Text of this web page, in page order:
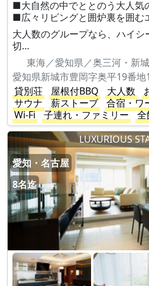
■大自然の中でととのう大人気
■広々リビングと囲炉裏を囲む
大人数のグループなら、ハイ
切…
東海／愛知県／奥三河・新
愛知県新城市豊岡字奥平19番地1
貸別荘
屋根付BBQ 大人数
サウナ
薪ストーブ
合宿・ワ
Wi-Fi
子連れ・ファミリー 全
LUXURIOUS
愛知・名古屋
8名迄